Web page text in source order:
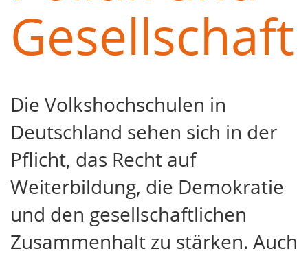
Gesellschaft
Die Volkshochschulen in
Deutschland sehen sich in der
Pflicht, das Recht auf
Weiterbildung, die Demokratie
und den gesellschaftlichen
Zusammenhalt zu stärken. Auch